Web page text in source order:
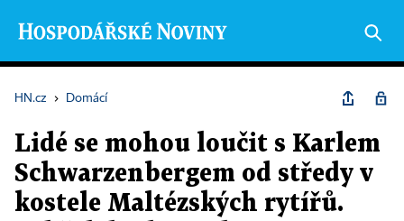
HN.cz › Domácí
Lidé se mohou loučit s Karlem
Schwarzenbergem od středy v
kostele Maltézských rytířů.